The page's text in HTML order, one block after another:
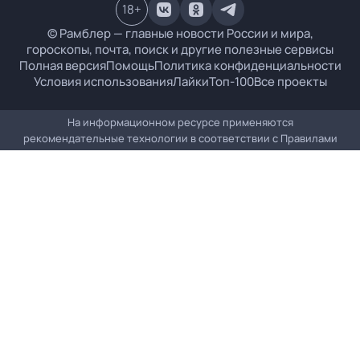
© Рамблер — главные новости России и мира,
гороскопы, почта, поиск и другие полезные сервисы
Полная версияПомощьПолитика конфиденциальности
Условия использованияЛайкиТоп-100Все проекты
18+
На информационном ресурсе применяются
рекомендательные технологии в соответствии с Правилами